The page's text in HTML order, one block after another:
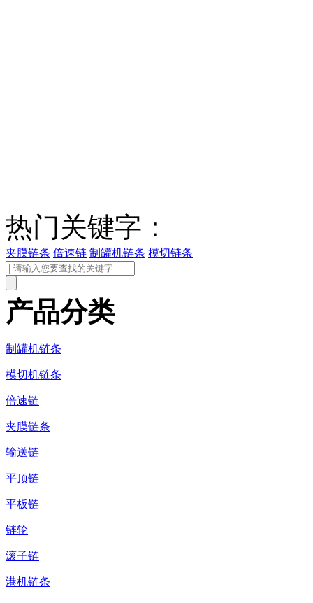
热门关键字：
夹膜链条 倍速链 制罐机链条 模切链条
产品分类
制罐机链条
模切机链条
倍速链
夹膜链条
输送链
平顶链
平板链
链轮
滚子链
港机链条